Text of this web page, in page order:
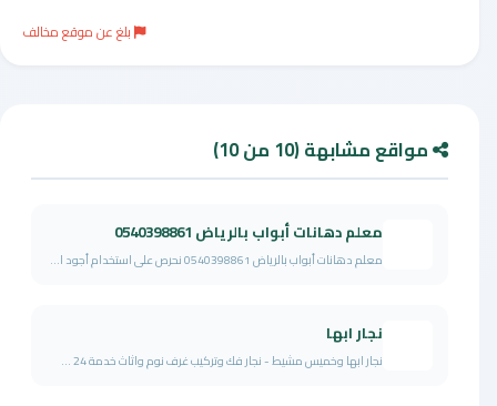
بلغ عن موقع مخالف
مواقع مشابهة (10 من 10)
معلم دهانات أبواب بالرياض 0540398861
معلم دهانات أبواب بالرياض 0540398861 نحرص على استخدام أجود ا...
نجار ابها
نجار ابها وخميس مشيط - نجار فك وتركيب غرف نوم واثاث خدمة 24 ...